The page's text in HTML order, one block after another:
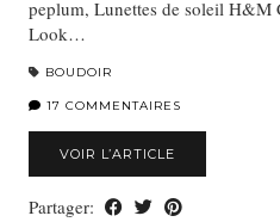
peplum, Lunettes de soleil H&M
Look…
BOUDOIR
17 COMMENTAIRES
VOIR L’ARTICLE
Partager: